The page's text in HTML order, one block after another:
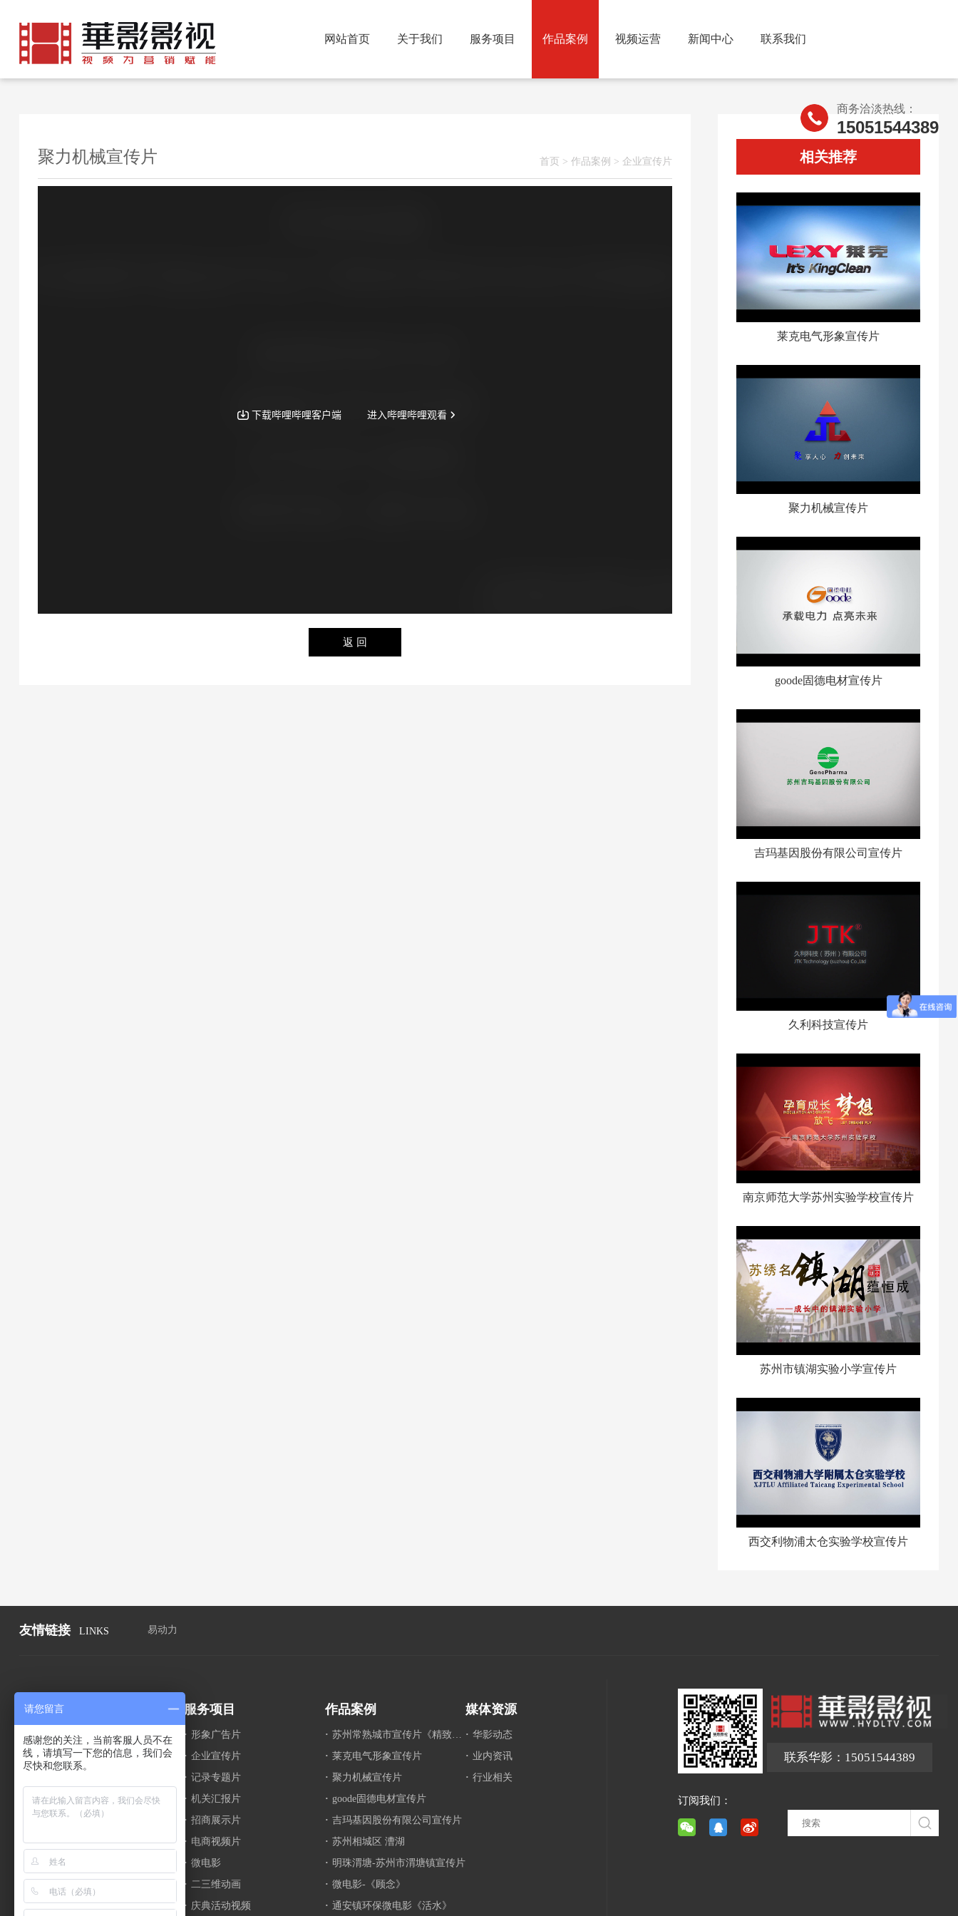
网站首页 关于我们 服务项目 作品案例 视频运营 新闻中心 联系我们
商务洽淡热线：
15051544389
聚力机械宣传片 首页 > 作品案例 > 企业宣传片 相关推荐
莱克电气形象宣传片
聚力机械宣传片
goode固德电材宣传片
吉玛基因股份有限公司宣传片
久利科技宣传片
南京师范大学苏州实验学校宣传片
苏州市镇湖实验小学宣传片
西交利物浦太仓实验学校宣传片
友情链接 LINKS 易动力
关于我们
· 华影介绍
· 华影文化
· 华影荣誉
· 拍摄花絮
· 拍摄设备
服务项目
· 形象广告片
· 企业宣传片
· 记录专题片
· 机关汇报片
· 招商展示片
· 电商视频片
· 微电影
· 二三维动画
· 庆典活动视频
作品案例
· 苏州常熟城市宣传片《精致常
熟》
· 莱克电气形象宣传片
· 聚力机械宣传片
· goode固德电材宣传片
· 吉玛基因股份有限公司宣传片
· 苏州相城区 漕湖
· 明珠渭塘-苏州市渭塘镇宣传片
· 微电影-《顾念》
· 通安镇环保微电影《活水》
媒体资源
· 华影动态
· 业内资讯
· 行业相关
联系华影：15051544389
订阅我们：
请您留言
感谢您的关注，当前客服人员不在
线，请填写一下您的信息，我们会
尽快和您联系。